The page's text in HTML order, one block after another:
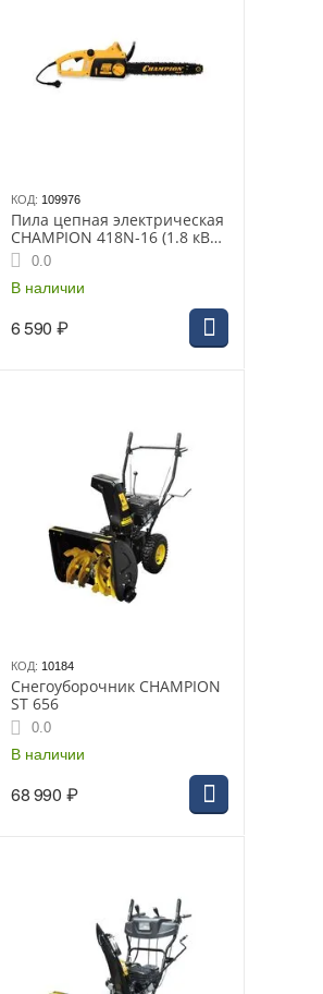
КОД: 109976
Пила цепная электрическая
CHAMPION 418N-16 (1.8 кВт,
16")0.0
В наличии
6 590 ₽
КОД: 10184
Снегоуборочник CHAMPION
ST 656
0.0
В наличии
68 990 ₽